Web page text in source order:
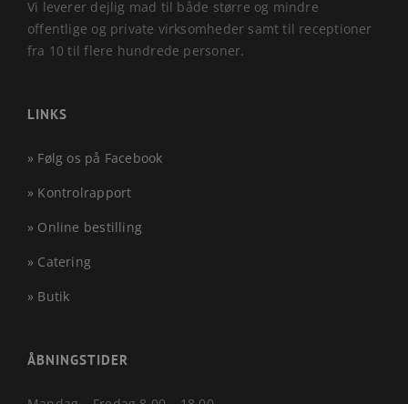
Vi leverer dejlig mad til både større og mindre
offentlige og private virksomheder samt til receptioner
fra 10 til flere hundrede personer.
LINKS
» Følg os på Facebook
» Kontrolrapport
» Online bestilling
» Catering
» Butik
ÅBNINGSTIDER